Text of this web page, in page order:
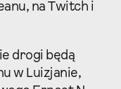
na Twitch i
drogi będą
w Luizjanie,